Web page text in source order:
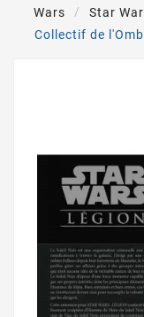
Wars
Star
Collectif de